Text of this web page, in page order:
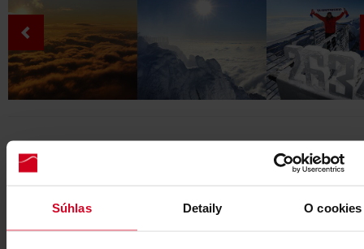
Súhlas Detaily O cookies
Menu lístok